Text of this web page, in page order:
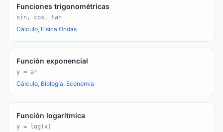
Funciones trigonométricas
sin, cos, tan
Cálculo, Física Ondas
Función exponencial
y = aˣ
Cálculo, Biología, Economía
Función logarítmica
y = log(x)